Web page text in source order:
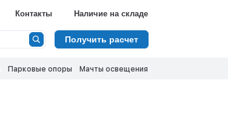
Контакты Наличие на складе
Получить расчет
Парковые опоры Мачты освещения
Сбросить
Высота, метры